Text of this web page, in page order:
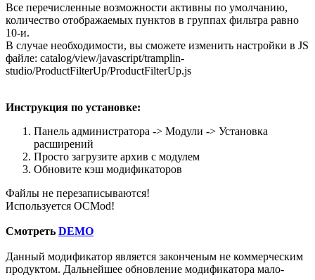
Все перечисленные возможности активны по умолчанию,
количество отображаемых пунктов в группах фильтра равно
10-и.
В случае необходимости, вы сможете изменить настройки в JS
файле: catalog/view/javascript/tramplin-
studio/ProductFilterUp/ProductFilterUp.js
Инструкция по установке:
Панель администратора -> Модули -> Установка
расширений
Просто загрузите архив с модулем
Обновите кэш модификаторов
Файлы не перезаписываются!
Используется OCMod!
Смотреть DEMO
Данный модификатор является законченым не коммерческим
продуктом. Дальнейшее обновление модификатора мало-